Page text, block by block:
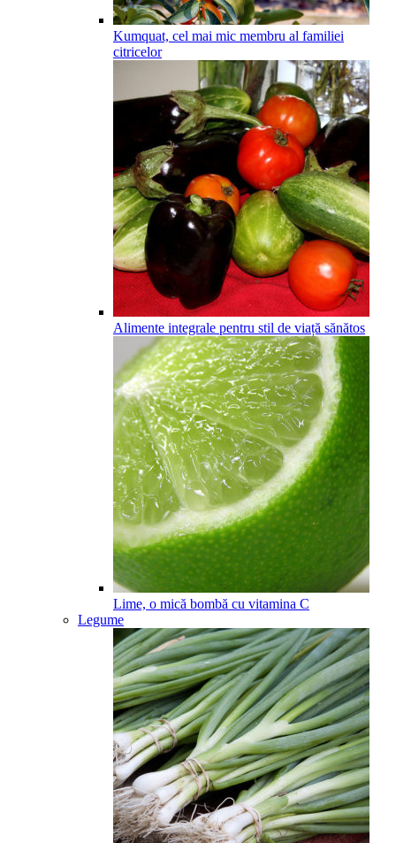
Kumquat, cel mai mic membru al familiei
citricelor
Alimente integrale pentru stil de viață sănătos
Lime, o mică bombă cu vitamina C
Legume